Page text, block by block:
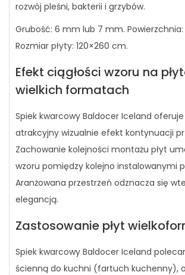
rozwój pleśni, bakterii i grzybów.
Grubość: 6 mm lub 7 mm.
Rozmiar płyty: 120×260 cm.
Efekt ciągłości wzoru na
wielkich formatach
Spiek kwarcowy Baldocer Iceland
atrakcyjny wizualnie efekt kontynuacji
Zachowanie kolejności montażu płyt
wzoru pomiędzy kolejno instalowanymi
Aranżowana przestrzeń odznacza się
elegancją.
Zastosowanie płyt
Spiek kwarcowy Baldocer Iceland
ścienną do kuchni (fartuch kuchenny),